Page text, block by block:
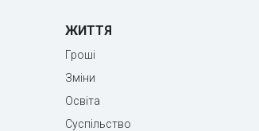
ЖИТТЯ
Гроші
Зміни
Освіта
Суспільство